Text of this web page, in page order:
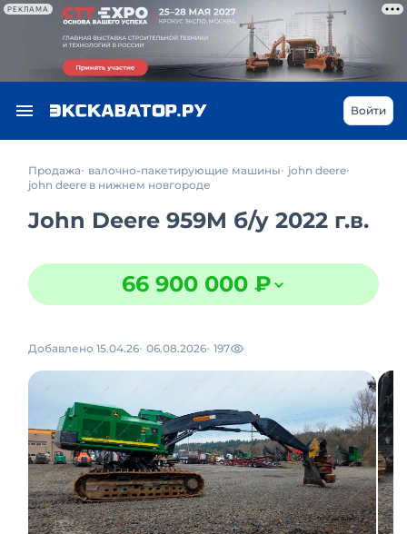
РЕКЛАМА
Войти
Продажа валочно-пакетирующие машины
john deere
john deere в нижнем новгороде
John Deere 959M б/у 2022 г.в.
66 900 000 ₽
Добавлено 15.04.26 06.08.2026 197